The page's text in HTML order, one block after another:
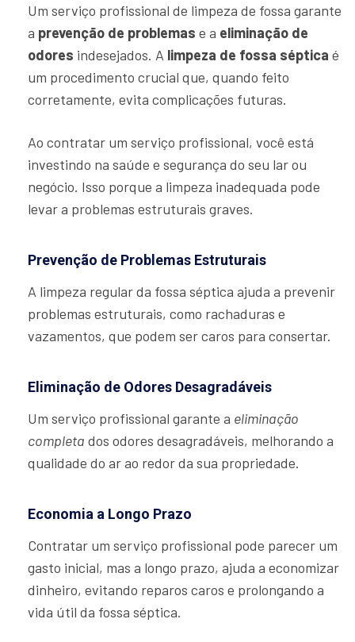
Um serviço profissional de limpeza de fossa garante
a prevenção de problemas e a eliminação de
odores indesejados. A limpeza de fossa séptica é
um procedimento crucial que, quando feito
corretamente, evita complicações futuras.
Ao contratar um serviço profissional, você está
investindo na saúde e segurança do seu lar ou
negócio. Isso porque a limpeza inadequada pode
levar a problemas estruturais graves.
Prevenção de Problemas Estruturais
A limpeza regular da fossa séptica ajuda a prevenir
problemas estruturais, como rachaduras e
vazamentos, que podem ser caros para consertar.
Eliminação de Odores Desagradáveis
Um serviço profissional garante a eliminação
completa dos odores desagradáveis, melhorando a
qualidade do ar ao redor da sua propriedade.
Economia a Longo Prazo
Contratar um serviço profissional pode parecer um
gasto inicial, mas a longo prazo, ajuda a economizar
dinheiro, evitando reparos caros e prolongando a
vida útil da fossa séptica.